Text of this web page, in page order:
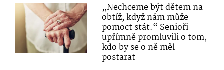
„Nechceme být dětem na
obtíž, když nám může
pomoct stát.“ Senioři
upřímně promluvili o tom,
kdo by se o ně měl
postarat